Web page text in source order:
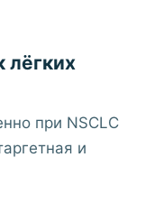
лёгких
при NSCLC
и